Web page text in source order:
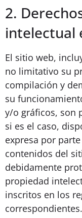
2.
intelectual
El sitio web,
no limitativo su
compilación y
su
y/o gráficos, son
si es el caso,
expresa por
contenidos del
debidamente
propiedad
inscritos en los
correspondientes.